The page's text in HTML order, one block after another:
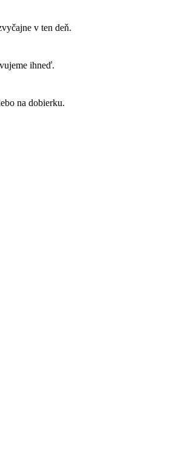
v ten deň.
ihneď.
na dobierku.